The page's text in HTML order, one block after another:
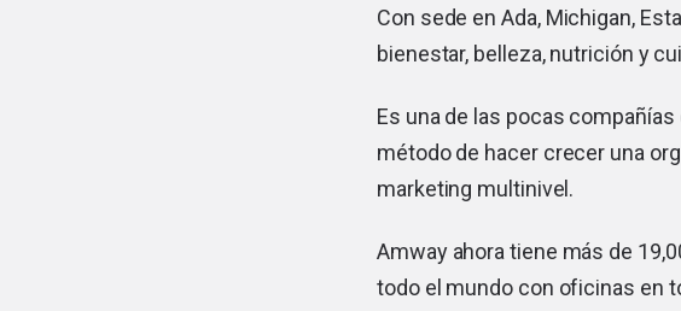
Con sede en Ada, Michigan,
bienestar, belleza, nutrición y
Es una de las pocas
método de hacer crecer una
marketing multinivel.
Amway ahora tiene más de
todo el mundo con oficinas en